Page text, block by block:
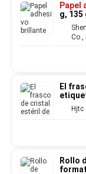
Papel
g, 135
Co.,
El
Hjtc
Rollo